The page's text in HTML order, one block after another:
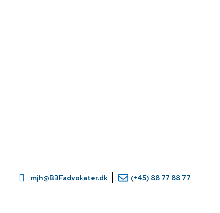
mjh@BBFadvokater.dk (+45) 88 77 88 77